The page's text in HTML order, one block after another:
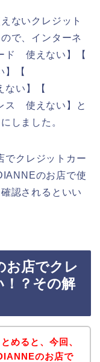
ないクレジット
で、インターネ
ド 使えない】【
【
い】【
ス 使えない】と
しました。
でクレジットカー
のお店で使
認されるといい
お店でクレ
！？その解
めると、今回、
のお店で